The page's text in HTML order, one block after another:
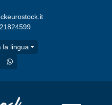
la lingua
whatsapp